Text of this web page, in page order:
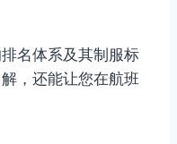
名体系及其制服标
，还能让您在航班